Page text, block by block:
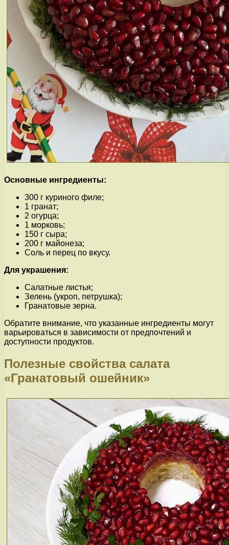
Основные ингредиенты:
300 г куриного филе;
1 гранат;
2 огурца;
1 морковь;
150 г сыра;
200 г майонеза;
Соль и перец по вкусу.
Для украшения:
Салатные листья;
Зелень (укроп, петрушка);
Гранатовые зерна.
Обратите внимание, что указанные ингредиенты могут
варьироваться в зависимости от предпочтений и
доступности продуктов.
Полезные свойства салата
«Гранатовый ошейник»